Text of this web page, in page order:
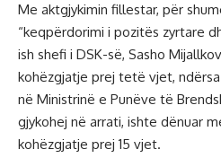
Me aktgjykimin fillestar, për
“keqpërdorimi i pozitës zyrtare
ish shefi i DSK-së, Sasho
kohëzgjatje prej tetë vjet,
në Ministrinë e Punëve të
gjykohej në arrati, ishte dënuar
kohëzgjatje prej 15 vjet.